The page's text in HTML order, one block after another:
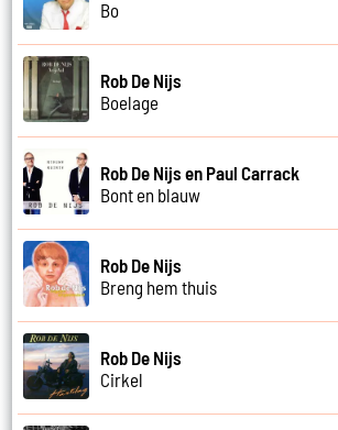
Bo
Rob De Nijs
Boelage
Rob De Nijs en Paul Carrack
Bont en blauw
Rob De Nijs
Breng hem thuis
Rob De Nijs
Cirkel